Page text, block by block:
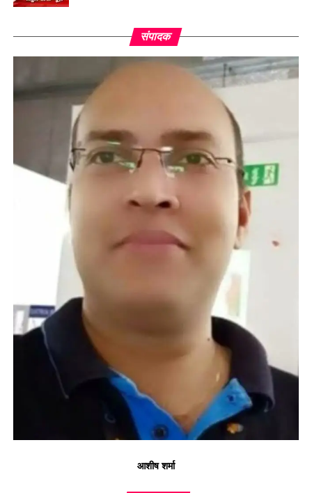
संपादक
आशीष शर्मा